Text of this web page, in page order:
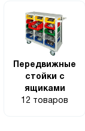
Передвижные
стойки с
ящиками
12 товаров